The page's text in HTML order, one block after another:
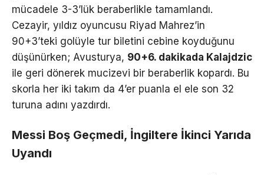
mücadele 3-3’lük beraberlikle tamamlandı.
Cezayir, yıldız oyuncusu Riyad Mahrez’in
90+3’teki golüyle tur biletini cebine koyduğunu
düşünürken; Avusturya, 90+6. dakikada Kalajdzic
ile geri dönerek mucizevi bir beraberlik kopardı. Bu
skorla her iki takım da 4’er puanla el ele son 32
turuna adını yazdırdı.
Messi Boş Geçmedi, İngiltere İkinci Yarıda
Uyandı